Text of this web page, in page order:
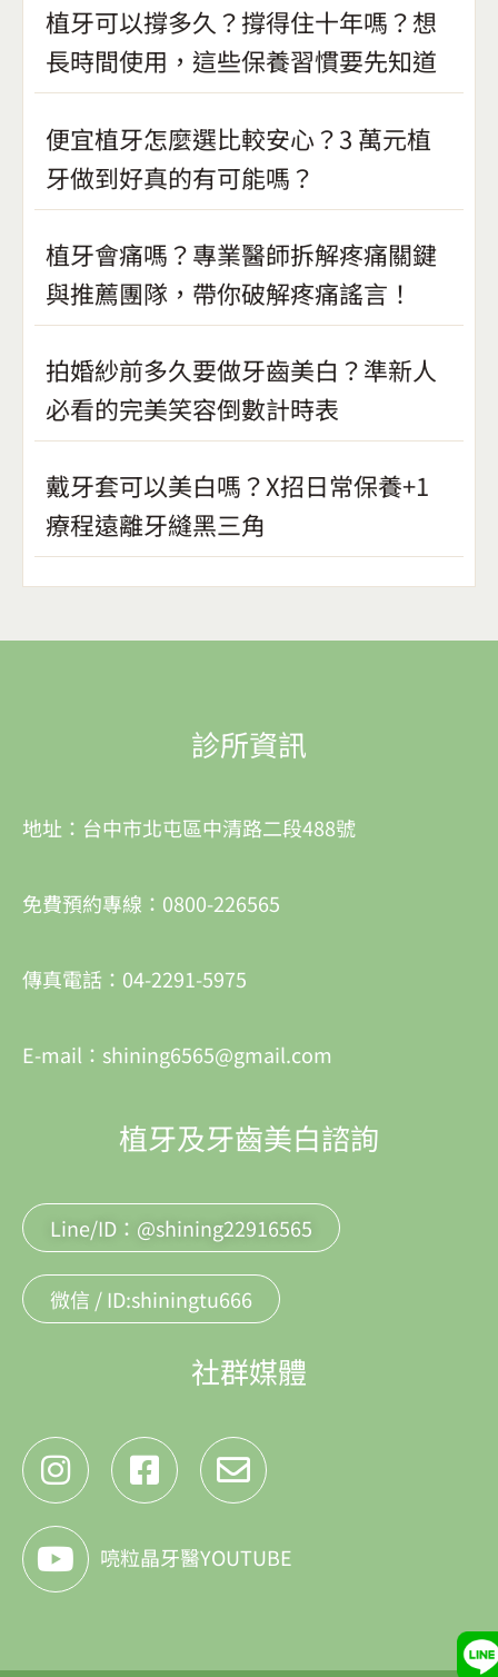
植牙可以撐多久？撐得住十年嗎？想
長時間使用，這些保養習慣要先知道
便宜植牙怎麼選比較安心？3 萬元植
牙做到好真的有可能嗎？
植牙會痛嗎？專業醫師拆解疼痛關鍵
與推薦團隊，帶你破解疼痛謠言！
拍婚紗前多久要做牙齒美白？準新人
必看的完美笑容倒數計時表
戴牙套可以美白嗎？X招日常保養+1
療程遠離牙縫黑三角
診所資訊
地址：台中市北屯區中清路二段488號
免費預約專線：0800-226565
傳真電話：04-2291-5975
E-mail：shining6565@gmail.com
植牙及牙齒美白諮詢
Line/ID：@shining22916565
微信 / ID:shiningtu666
社群媒體
喨粒晶牙醫YOUTUBE